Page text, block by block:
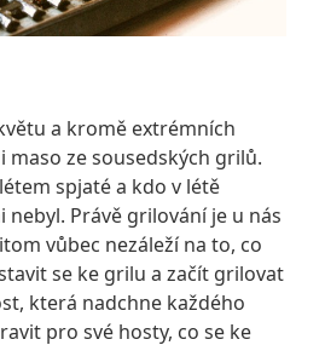
a kromě extrémních
maso ze sousedských grilů.
spjaté a kdo v létě
nebyl. Právě grilování je u nás
vůbec nezáleží na to, co
se ke grilu a začít grilovat
která nadchne každého
pro své hosty, co se ke